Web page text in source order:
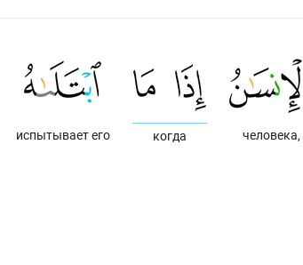
человека,
когда
испытывает его